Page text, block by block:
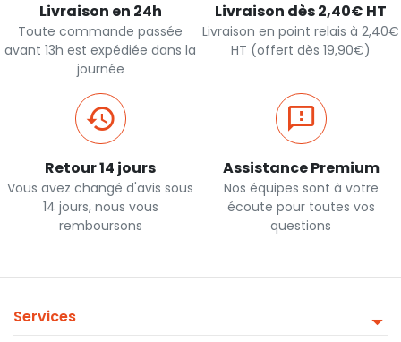
Livraison en 24h
Toute commande passée
avant 13h est expédiée dans la
journée
Livraison dès 2,40€ HT
Livraison en point relais à 2,40€
HT (offert dès 19,90€)
Retour 14 jours
Vous avez changé d'avis sous
14 jours, nous vous
remboursons
Assistance Premium
Nos équipes sont à votre
écoute pour toutes vos
questions
Services